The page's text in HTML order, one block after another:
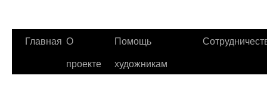
Главная О
проекте
Помощь
художникам